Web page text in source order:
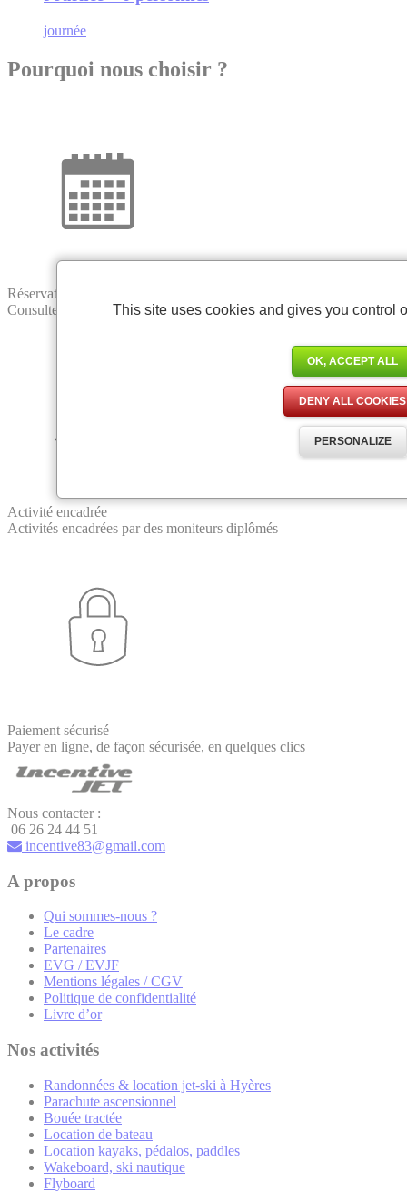
journée
Pourquoi nous choisir ?
Réservation en ligne
Consultez nos disponibilités en temps réel et réservez votre activité
Activité encadrée
Activités encadrées par des moniteurs diplômés
Paiement sécurisé
Payer en ligne, de façon sécurisée, en quelques clics
Nous contacter :
06 26 24 44 51
incentive83@gmail.com
A propos
Qui sommes-nous ?
Le cadre
Partenaires
EVG / EVJF
Mentions légales / CGV
Politique de confidentialité
Livre d’or
Nos activités
Randonnées & location jet-ski à Hyères
Parachute ascensionnel
Bouée tractée
Location de bateau
Location kayaks, pédalos, paddles
Wakeboard, ski nautique
Flyboard
This site uses cookies and gives you control
OK, ACCEPT ALL
DENY ALL COOKIES
PERSONALIZE